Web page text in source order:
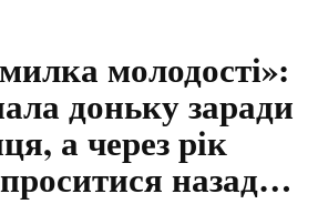
молодості»:
доньку заради
а через рік
назад…